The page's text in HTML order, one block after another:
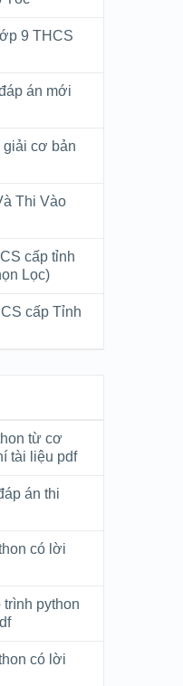
9 THCS
án mới
giải cơ bản
Thi Vào
cấp tỉnh
Lọc)
cấp Tỉnh
từ cơ
tài liệu pdf
án thi
có lời
trình python
có lời